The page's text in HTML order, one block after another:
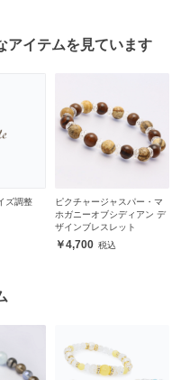
アイテムを見ています
ズ調整
ピクチャージャスパー・マ
ホガニーオブシディアン デ
ザインブレスレット
4,700